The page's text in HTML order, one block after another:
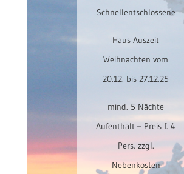
rentals over the years,
Aufenthalt: 4. Juni
Schnellentschlossene
Haus Auszeit
Weihnachten vom
20.12. bis 27.12.25
mind. 5 Nächte
Aufenthalt – Preis f. 4
Pers. zzgl.
Nebenkosten